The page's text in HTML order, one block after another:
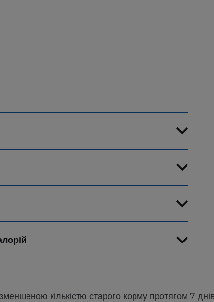
кількістю старого корму протягом 7